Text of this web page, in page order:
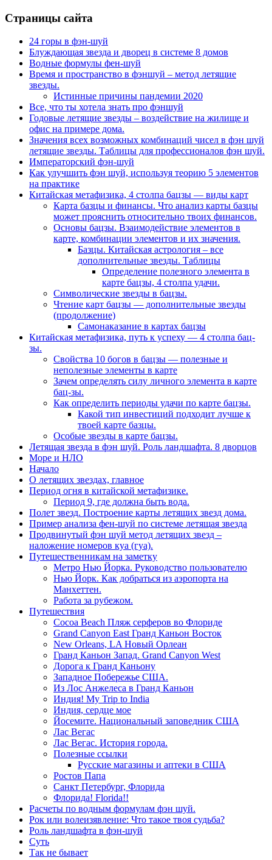
Страницы сайта
24 горы в фэн-шуй
Блуждающая звезда и дворец в системе 8 домов
Водные формулы фен-шуй
Время и пространство в фэншуй – метод летящие
звезды.
Истинные причины пандемии 2020
Все, что ты хотела знать про фэншуй
Годовые летящие звезды – воздействие на жилище и
офис на примере дома.
Значения всех возможных комбинаций чисел в фэн шуй
летящие звезды. Таблицы для профессионалов фэн шуй.
Императорский фэн-шуй
Как улучшить фэн шуй, используя теорию 5 элементов
на практике
Китайская метафизика, 4 столпа бацзы — виды карт
Карта базцы и финансы. Что анализ карты базцы
может прояснить относительно твоих финансов.
Основы бацзы. Взаимодействие элементов в
карте, комбинации элементов и их значения.
Базцы. Китайская астрология – все
дополнительные звезды. Таблицы
Определение полезного элемента в
карте бацзы, 4 столпа удачи.
Символические звезды в бацзы.
Чтение карт бацзы — дополнительные звезды
(продолжение)
Самонаказание в картах бацзы
Китайская метафизика, путь к успеху — 4 столпа бац-
зы.
Свойства 10 богов в бацзы — полезные и
неполезные элементы в карте
Зачем определять силу личного элемента в карте
бац-зы.
Как определить периоды удачи по карте бацзы.
Какой тип инвестиций подходит лучше к
твоей карте базцы.
Особые звезды в карте бацзы.
Летящая звезда в фэн шуй. Роль ландшафта. 8 дворцов
Море и НЛО
Начало
О летящих звездах, главное
Период огня в китайской метафизике.
Период 9, где должна быть вода.
Полет звезд. Построение карты летящих звезд дома.
Пример анализа фен-шуй по системе летящая звезда
Продвинутый фэн шуй метод летящих звезд –
наложение номеров куа (гуа).
Путешественникам на заметку
Метро Нью Йорка. Руководство пользователю
Нью Йорк. Как добраться из аэропорта на
Манхеттен.
Работа за рубежом.
Путешествия
Cocoa Beach Пляж серферов во Флориде
Grand Canyon East Гранд Каньон Восток
New Orleans, LA Новый Орлеан
Гранд Каньон Запад. Grand Canyon West
Дорога к Гранд Каньону
Западное Побережье США.
Из Лос Анжелеса в Гранд Каньон
Индия! My Trip to India
Индия, сердце мое
Йосемите. Национальный заповедник США
Лас Вегас
Лас Вегас. История города.
Полезные ссылки
Русские магазины и аптеки в США
Ростов Папа
Санкт Петербург, Флорида
Флорида! Florida!!
Расчеты по водным формулам фэн шуй.
Рок или волеизявление: Что такое твоя судьба?
Роль ландшафта в фэн-шуй
Суть
Так не бывает